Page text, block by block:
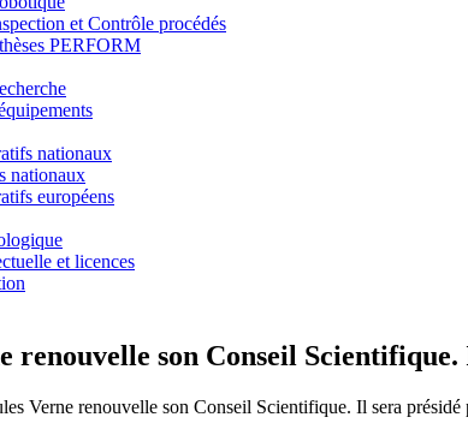
et Contrôle procédés
PERFORM
nationaux
nationaux
européens
et licences
renouvelle son Conseil
Verne renouvelle son Conseil Scientifique. Il sera